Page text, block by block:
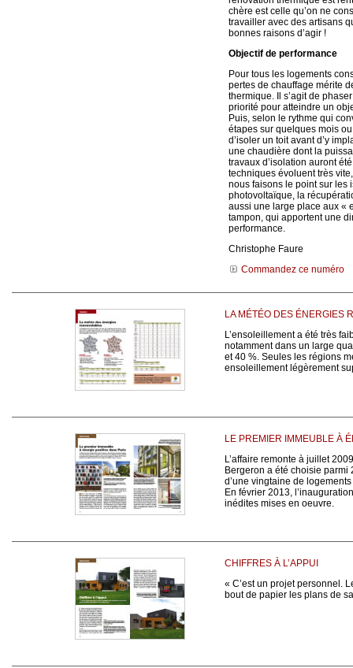
chère est celle qu’on ne
travailler avec des artisans
bonnes raisons d’agir !
Objectif de performance
Pour tous les logements
pertes de chauffage mérite
thermique. Il s’agit de
priorité pour atteindre un
Puis, selon le rythme qui
étapes sur quelques mois
d’isoler un toit avant d’y
une chaudière dont la
travaux d’isolation auront
techniques évoluent très
nous faisons le point sur les
photovoltaïque, la
aussi une large place aux «
tampon, qui apportent une
performance.
Christophe Faure
Commandez ce numéro
LA MÉTÉO DES ÉNERGIES
L’ensoleillement a été très
notamment dans un large
et 40 %. Seules les régions
ensoleillement légèrement
LE PREMIER IMMEUBLE À
L’affaire remonte à juillet
Bergeron a été choisie
d’une vingtaine de
En février 2013,
inédites mises en oeuvre.
CHIFFRES À L’APPUI
« C’est un projet personnel.
bout de papier les plans de